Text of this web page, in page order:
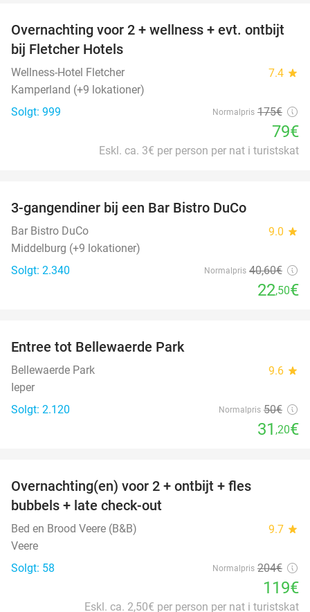
55%
Overnachting voor 2 + wellness + evt. ontbijt
bij Fletcher Hotels
Wellness-Hotel Fletcher 7.4 star
Kamperland (+9 lokationer)
Solgt: 999
Normalpris 175€
79€
Eskl. ca. 3€ per person per nat i turistskat
3-gangendiner bij een Bar Bistro DuCo
Bar Bistro DuCo 9.0 star
Middelburg (+9 lokationer)
Solgt: 2.340
Normalpris 40,60€
22,50€
Entree tot Bellewaerde Park
Bellewaerde Park 9.6 star
Ieper
Solgt: 2.120
Normalpris 50€
31 ,20€
Overnachting(en) voor 2 + ontbijt + fles
bubbels + late check-out
Bed en Brood Veere (B&B) 9.7 star
Veere
Solgt: 58
Normalpris 204€
119€
Eskl. ca. 2,50€ per person per nat i turistskat